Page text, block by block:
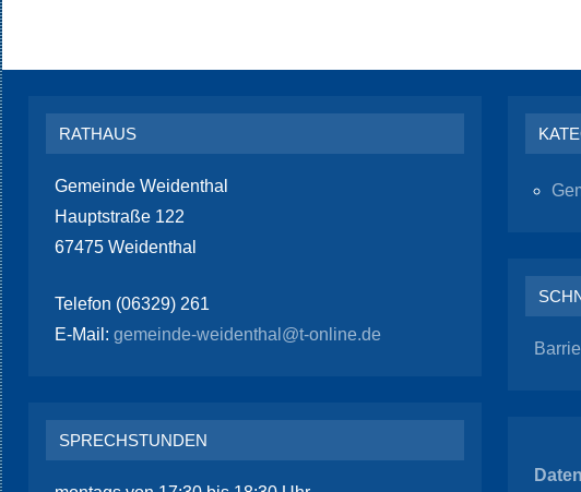
RATHAUS
Gemeinde Weidenthal
Hauptstraße 122
67475 Weidenthal
Telefon (06329) 261
E-Mail: gemeinde-weidenthal@t-online.de
SPRECHSTUNDEN